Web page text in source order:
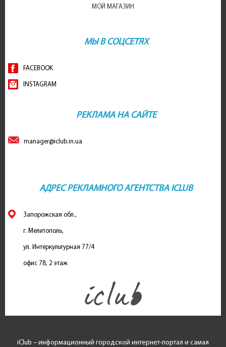
МОЙ МАГАЗИН
МЫ В СОЦСЕТЯХ
FACEBOOK
INSTAGRAM
РЕКЛАМА НА САЙТЕ
manager@iclub.in.ua
АДРЕС РЕКЛАМНОГО АГЕНТСТВА ICLUB
Запорожская обл.,
г. Мелитополь,
ул. Интеркультурная 77/4
офис 78, 2 этаж
iClub – информационный городской интернет-портал и самая